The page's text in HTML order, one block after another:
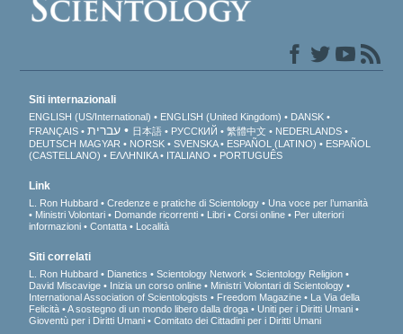
Siti internazionali
ENGLISH (US/International) ENGLISH (United Kingdom)
DANSK
FRANÇAIS
עברית 日本語 РУССКИЙ 繁體中文
NEDERLANDS
DEUTSCH MAGYAR NORSK SVENSKA ESPAÑOL (LATINO)
ESPAÑOL
(CASTELLANO)
ΕΛΛΗΝΙΚA ITALIANO PORTUGUÊS
Link
L. Ron Hubbard Credenze e pratiche di Scientology
Una voce per l’umanità
Ministri Volontari
Domande ricorrenti Libri Corsi online
Per ulteriori
informazioni
Contatta Località
Siti correlati
L. Ron Hubbard Dianetics Scientology Network
Scientology Religion
David Miscavige
Inizia un corso online
Ministri Volontari di Scientology
International Association of Scientologists
Freedom Magazine
La Via della
Felicità
A sostegno di un mondo libero dalla droga
Uniti per i Diritti Umani
Gioventù per i Diritti Umani
Comitato dei Cittadini per i Diritti Umani